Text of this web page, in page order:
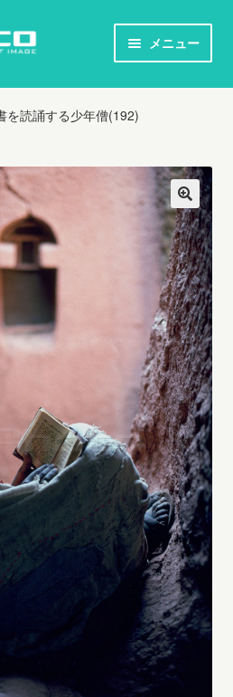
メニュー
を読誦する少年僧(192)